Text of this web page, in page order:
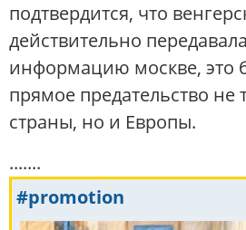
подтвердится, что
действительно
информацию москве, это
прямое предательство не
страны, но и Европы.
.......
#promotion